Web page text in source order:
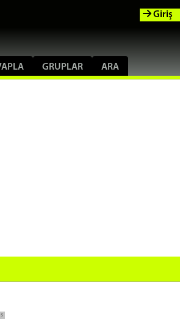
GRUPLAR ARA
Giriş